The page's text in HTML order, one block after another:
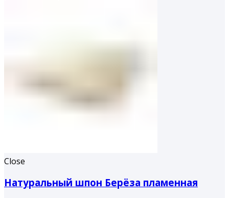
Close
Натуральный шпон Берёза пламенная